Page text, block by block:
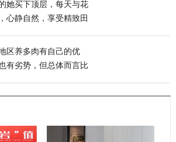
她买下顶层，每天与花
心静自然，享受精致田
区养多肉有自己的优
有劣势，但总体而言比